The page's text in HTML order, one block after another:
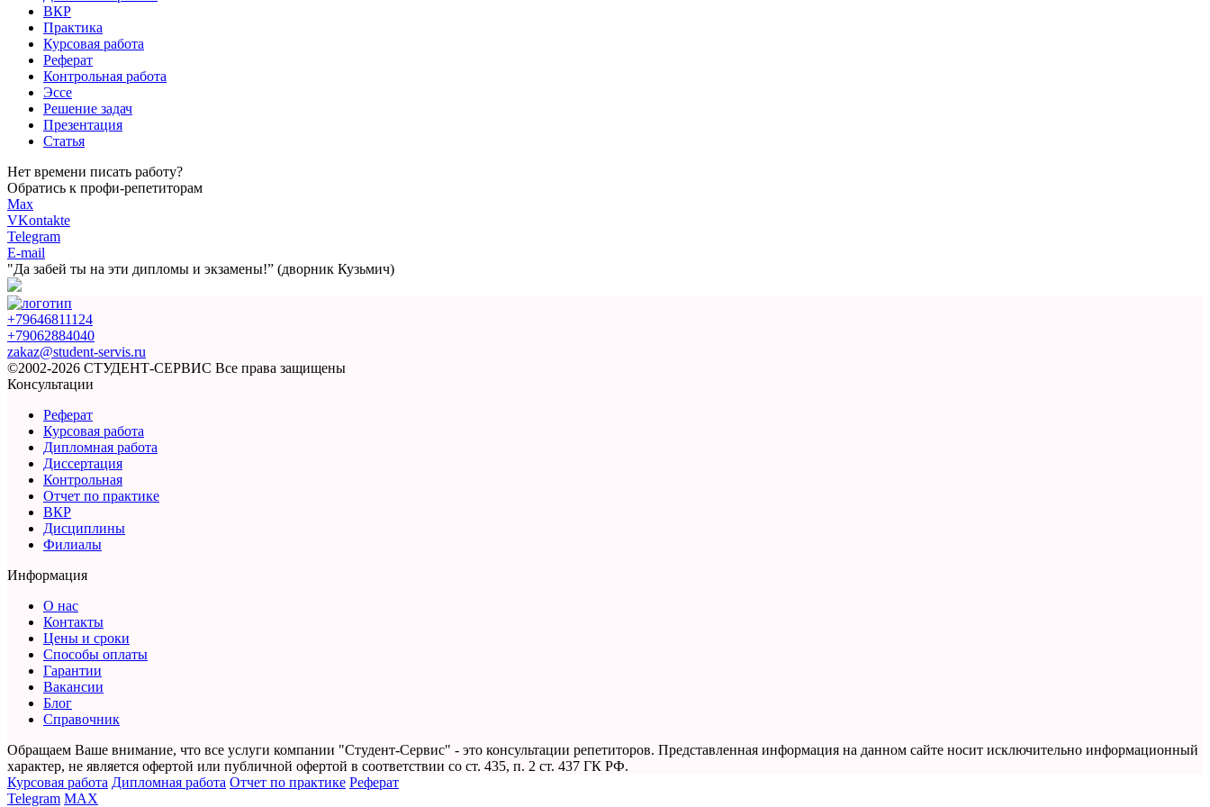
ВКР
Практика
Курсовая работа
Реферат
Контрольная работа
Эссе
Решение задач
Презентация
Статья
Нет времени писать работу?
Обратись к профи-репетиторам
Max
VKontakte
Telegram
E-mail
"Да забей ты на эти дипломы и экзамены!” (дворник Кузьмич)
+79646811124
+79062884040
zakaz@student-servis.ru
©2002-2026 СТУДЕНТ-СЕРВИС Все права защищены
Консультации
Реферат
Курсовая работа
Дипломная работа
Диссертация
Контрольная
Отчет по практике
ВКР
Дисциплины
Филиалы
Информация
О нас
Контакты
Цены и сроки
Способы оплаты
Гарантии
Вакансии
Блог
Справочник
Обращаем Ваше внимание, что все услуги компании "Студент-Сервис" - это консультации репетиторов. Представленная информация на данном сайте носит исключительно информационный
характер, не является офертой или публичной офертой в соответствии со ст. 435, п. 2 ст. 437 ГК РФ.
Курсовая работа Дипломная работа Отчет по практике Реферат
Telegram MAX